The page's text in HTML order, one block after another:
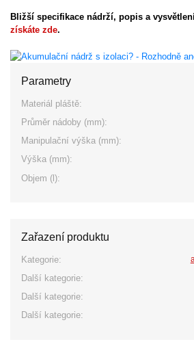
Bližší specifikace nádrží, popis a
získáte zde.
Parametry
Materiál pláště:
Průměr nádoby (mm):
Manipulační výška (mm):
Výška (mm):
Objem (l):
Zařazení produktu
Kategorie:
Další kategorie:
Další kategorie:
Další kategorie: